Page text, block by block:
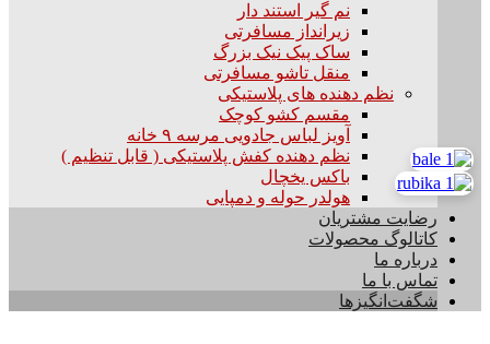
نم گیر استند دار
زیرانداز مسافرتی
ساک پیک نیک بزرگ
منقل تاشو مسافرتی
نظم دهنده های پلاستیکی
مقسم کشو کوچک
آویز لباس جادویی مرسه ۹ خانه
نظم دهنده کفش پلاستیکی ( قابل تنظیم )
باکس یخچال
هولدر حوله و دمپایی
رضایت مشتریان
کاتالوگ محصولات
درباره ما
تماس با ما
شگفت‌انگیزها